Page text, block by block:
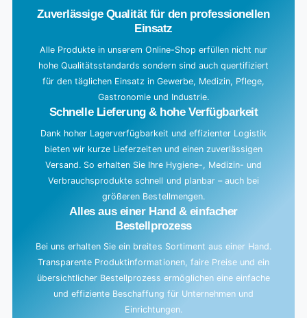
Zuverlässige Qualität für den professionellen
Einsatz
Alle Produkte in unserem Online-Shop erfüllen nicht nur
hohe Qualitätsstandards sondern sind auch quertifiziert
für den täglichen Einsatz in Gewerbe, Medizin, Pflege,
Gastronomie und Industrie.
Schnelle Lieferung & hohe Verfügbarkeit
Dank hoher Lagerverfügbarkeit und effizienter Logistik
bieten wir kurze Lieferzeiten und einen zuverlässigen
Versand. So erhalten Sie Ihre Hygiene-, Medizin- und
Verbrauchsprodukte schnell und planbar – auch bei
größeren Bestellmengen.
Alles aus einer Hand & einfacher
Bestellprozess
Bei uns erhalten Sie ein breites Sortiment aus einer Hand.
Transparente Produktinformationen, faire Preise und ein
übersichtlicher Bestellprozess ermöglichen eine einfache
und effiziente Beschaffung für Unternehmen und
Einrichtungen.